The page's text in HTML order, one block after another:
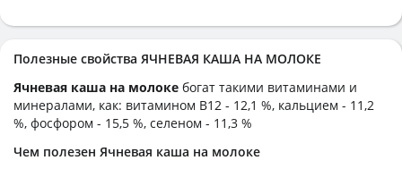
Полезные свойства ЯЧНЕВАЯ КАША НА МОЛОКЕ
Ячневая каша на молоке богат такими витаминами и
минералами, как: витамином B12 - 12,1 %, кальцием - 11,2
%, фосфором - 15,5 %, селеном - 11,3 %
Чем полезен Ячневая каша на молоке